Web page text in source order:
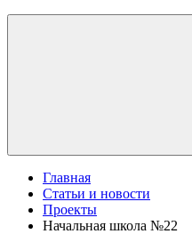
Главная
Статьи и новости
Проекты
Начальная школа №22